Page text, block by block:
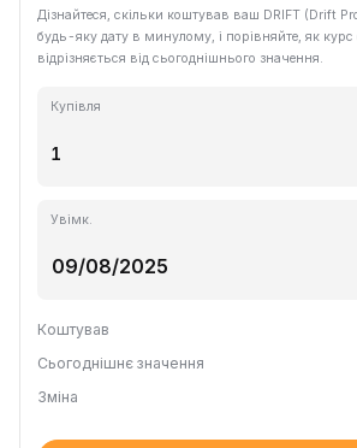
Дізнайтеся, скільки коштував ваш DRIFT (Drift
будь-яку дату в минулому, і порівняйте, як курс
відрізняється від сьогоднішнього значення.
Купівля
Увімк.
Коштував
Сьогоднішнє значення
Зміна